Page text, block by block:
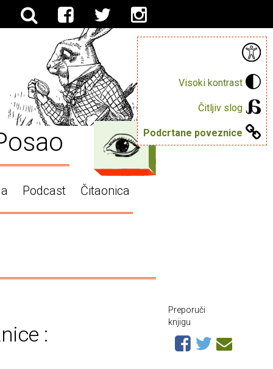
Visoki kontrast
Čitljiv slog
Podcrtane poveznice
Podcast Čitaonica
:
Preporuči
knjigu